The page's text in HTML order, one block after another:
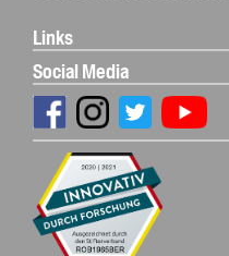
Links
Social Media